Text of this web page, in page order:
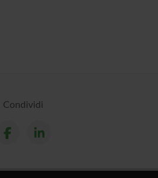
Condividi